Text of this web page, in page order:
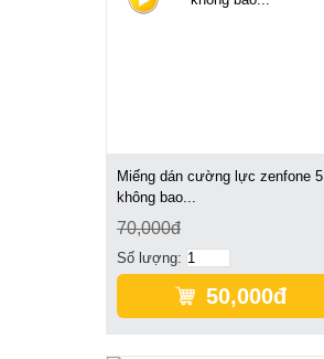
Miếng dán cường lực zenfone 5
không bao...
70,000đ
Số lượng:
50,000đ